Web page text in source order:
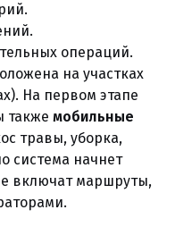
операций.
на участках
На первом этапе
также мобильные
травы, уборка,
система начнет
включат маршруты,